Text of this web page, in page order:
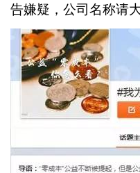
告嫌疑，公司名称请